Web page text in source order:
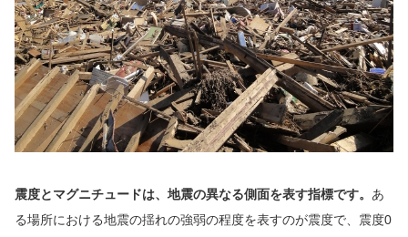
震度とマグニチュードは、地震の異なる側面を表す指標です。 あ
る場所における地震の揺れの強弱の程度を表すのが震度で、震度0